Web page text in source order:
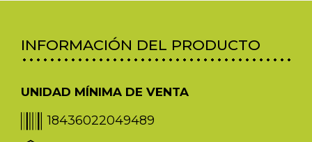
INFORMACIÓN DEL PRODUCTO
UNIDAD MÍNIMA DE VENTA
18436022049489